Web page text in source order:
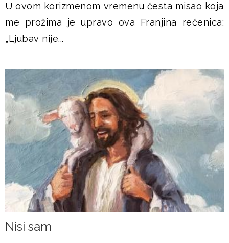
U ovom korizmenom vremenu česta misao koja
me prožima je upravo ova Franjina rečenica:
„Ljubav nije...
Nisi sam